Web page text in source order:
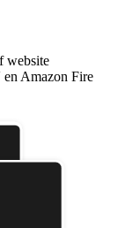
website
Amazon Fire